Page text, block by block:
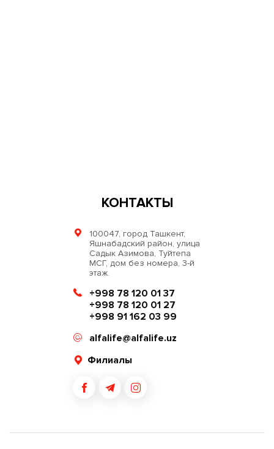
КОНТАКТЫ
100047, город Ташкент,
Яшнабадский район, улица
Садык Азимова, Туйтепа
МСГ, дом без номера, 3-й
этаж.
+998 78 120 01 37
+998 78 120 01 27
+998 91 162 03 99
alfalife@alfalife.uz
Филиалы